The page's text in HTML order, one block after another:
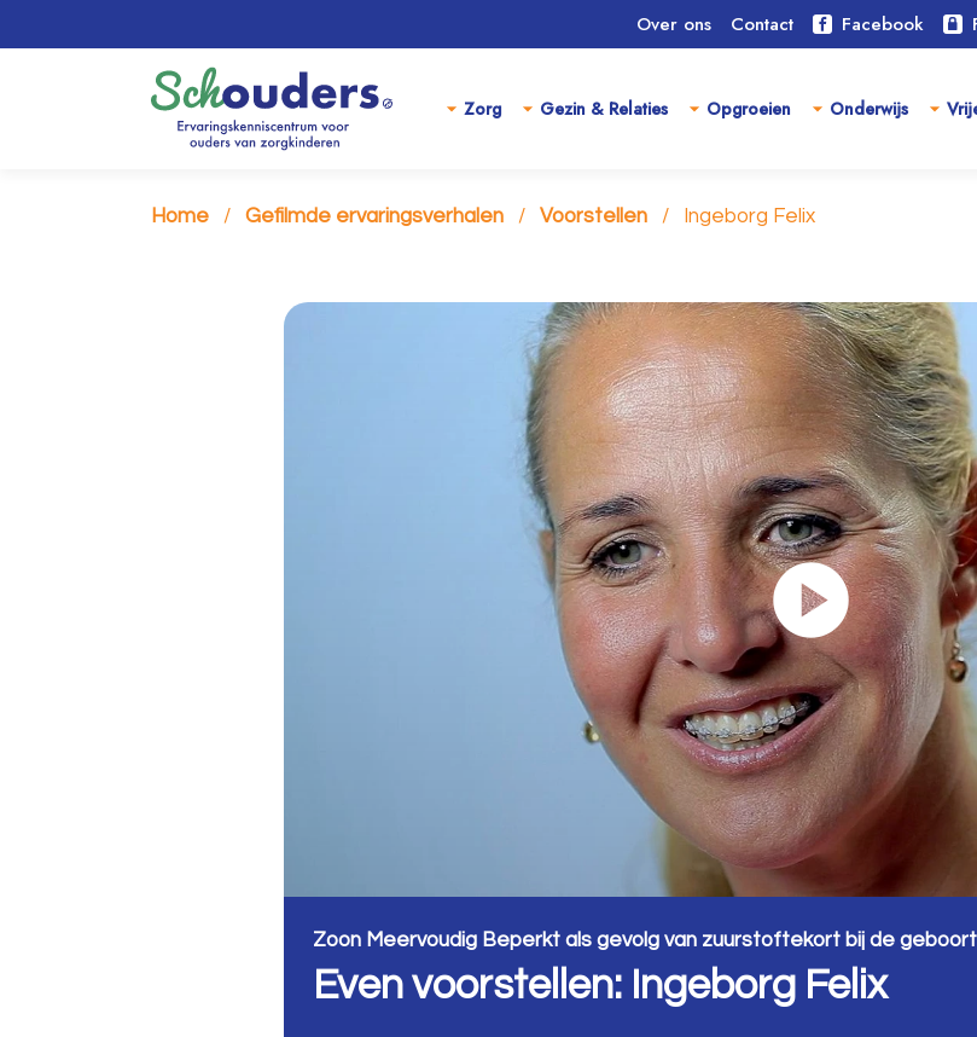
Over ons Contact Facebook
Zorg Gezin & Relaties Opgroeien Onderwijs
Home Gefilmde ervaringsverhalen Voorstellen Ingeborg Felix
Zoon Meervoudig Beperkt als gevolg van zuurstoftekort bij de
Even voorstellen: Ingeborg Felix